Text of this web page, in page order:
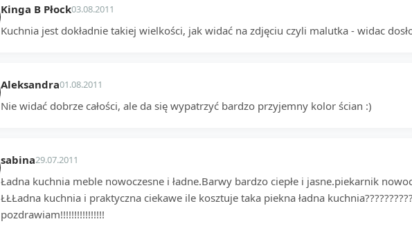
Kinga B Płock03.08.2011
Kuchnia jest dokładnie takiej wielkości, jak widać na zdjęciu czyli malutka - widac
Aleksandra01.08.2011
Nie widać dobrze całości, ale da się wypatrzyć bardzo przyjemny kolor ścian :)
sabina29.07.2011
Ładna kuchnia meble nowoczesne i ładne.Barwy bardzo ciepłe i jasne.piekarnik
ŁŁŁadna kuchnia i praktyczna ciekawe ile kosztuje taka piekna ładna
pozdrawiam!!!!!!!!!!!!!!!!